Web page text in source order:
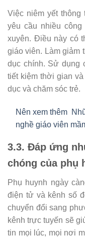
Việc niêm yết thông
yêu cầu nhiều
xuyên. Điều này có
giáo viên. Làm giảm
dục chính. Sử dụng
tiết kiệm thời gian
dục và chăm sóc trẻ.
Nên xem thêm
nghề giáo viên
3.3. Đáp ứng
chóng của phụ
Phụ huynh ngày
điện tử và kênh số
chuyển đổi sang
kênh trực tuyến sẽ
tin mọi lúc, mọi nơi